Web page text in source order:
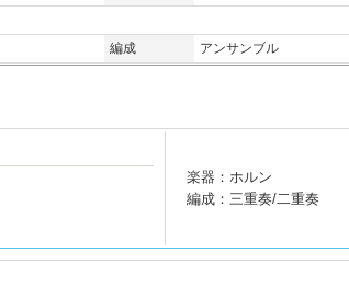
編成 アンサンブル
楽器：ホルン
編成：三重奏/二重奏